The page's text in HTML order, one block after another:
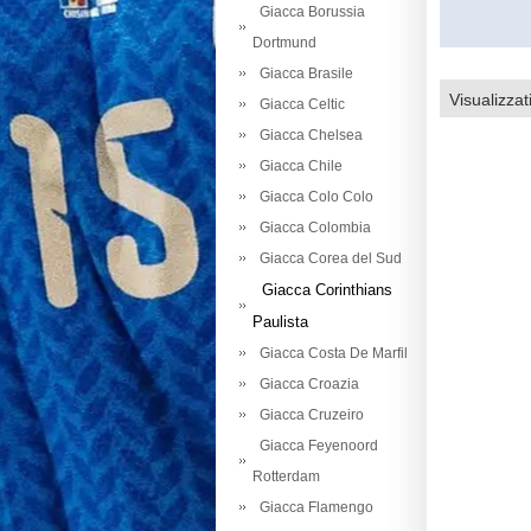
Giacca Borussia
Dortmund
Giacca Brasile
Giacca Celtic
Giacca Chelsea
Giacca Chile
Giacca Colo Colo
Giacca Colombia
Giacca Corea del Sud
Giacca Corinthians
Paulista
Giacca Costa De Marfil
Giacca Croazia
Giacca Cruzeiro
Giacca Feyenoord
Rotterdam
Giacca Flamengo